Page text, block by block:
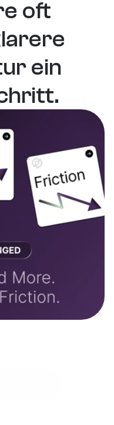
oft
ein